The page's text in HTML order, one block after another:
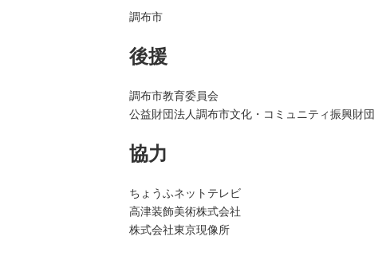
調布市
後援
調布市教育委員会
公益財団法人調布市文化・コミュニティ振興財団
協力
ちょうふネットテレビ
高津装飾美術株式会社
株式会社東京現像所